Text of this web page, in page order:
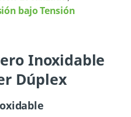
bajo Tensión
Inoxidable
Dúplex